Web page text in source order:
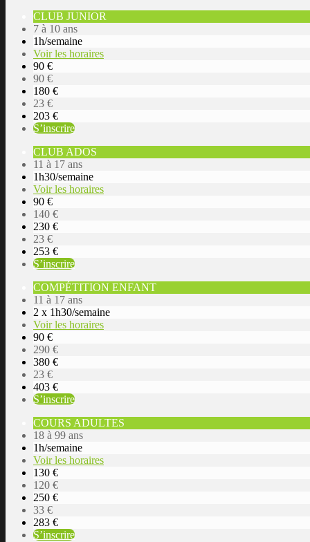
CLUB JUNIOR
7 à 10 ans
1h/semaine
Voir les horaires
90 €
90 €
180 €
23 €
203 €
S’inscrire
CLUB ADOS
11 à 17 ans
1h30/semaine
Voir les horaires
90 €
140 €
230 €
23 €
253 €
S’inscrire
COMPÉTITION ENFANT
11 à 17 ans
2 x 1h30/semaine
Voir les horaires
90 €
290 €
380 €
23 €
403 €
S’inscrire
COURS ADULTES
18 à 99 ans
1h/semaine
Voir les horaires
130 €
120 €
250 €
33 €
283 €
S’inscrire